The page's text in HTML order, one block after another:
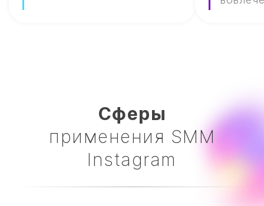
Cферы
применения SMM
Instagram